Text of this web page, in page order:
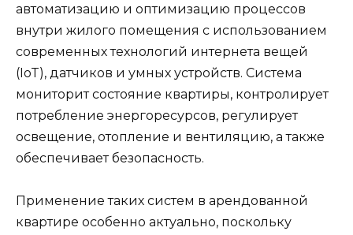
автоматизацию и оптимизацию процессов
внутри жилого помещения с использованием
современных технологий интернета вещей
(IoT), датчиков и умных устройств. Система
мониторит состояние квартиры, контролирует
потребление энергоресурсов, регулирует
освещение, отопление и вентиляцию, а также
обеспечивает безопасность.
Применение таких систем в арендованной
квартире особенно актуально, поскольку